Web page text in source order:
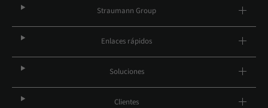
Straumann Group
Enlaces rápidos
Soluciones
Clientes